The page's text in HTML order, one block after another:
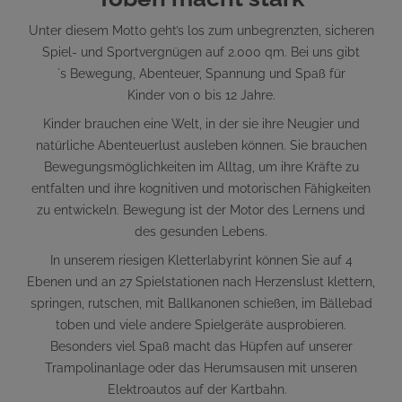
Unter diesem Motto geht’s los zum unbegrenzten, sicheren
Spiel- und Sportvergnügen auf 2.000 qm. Bei uns gibt
´s Bewegung, Abenteuer, Spannung und Spaß für
Kinder von 0 bis 12 Jahre.
Kinder brauchen eine Welt, in der sie ihre Neugier und
natürliche Abenteuerlust ausleben können. Sie brauchen
Bewegungsmöglichkeiten im Alltag, um ihre Kräfte zu
entfalten und ihre kognitiven und motorischen Fähigkeiten
zu entwickeln. Bewegung ist der Motor des Lernens und
des gesunden Lebens.
In unserem riesigen Kletterlabyrint können Sie auf 4
Ebenen und an 27 Spielstationen nach Herzenslust klettern,
springen, rutschen, mit Ballkanonen schießen, im Bällebad
toben und viele andere Spielgeräte ausprobieren.
Besonders viel Spaß macht das Hüpfen auf unserer
Trampolinanlage oder das Herumsausen mit unseren
Elektroautos auf der Kartbahn.